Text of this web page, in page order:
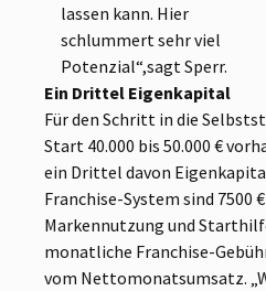
lassen kann. Hier
schlummert sehr viel
Potenzial“,sagt Sperr.
Ein Drittel Eigenkapital
Für den Schritt in die
Start 40.000 bis 50.000 €
ein Drittel davon
Franchise-System sind 7500
Markennutzung und
monatliche Franchise-
vom Nettomonatsumsatz.